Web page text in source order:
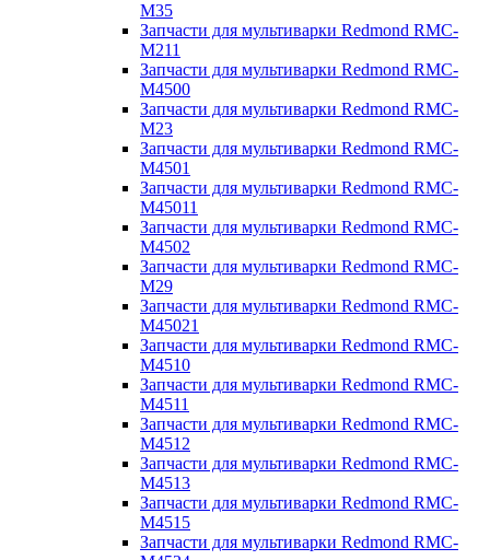
M35
Запчасти для мультиварки Redmond RMC-
M211
Запчасти для мультиварки Redmond RMC-
M4500
Запчасти для мультиварки Redmond RMC-
M23
Запчасти для мультиварки Redmond RMC-
M4501
Запчасти для мультиварки Redmond RMC-
M45011
Запчасти для мультиварки Redmond RMC-
M4502
Запчасти для мультиварки Redmond RMC-
M29
Запчасти для мультиварки Redmond RMC-
M45021
Запчасти для мультиварки Redmond RMC-
M4510
Запчасти для мультиварки Redmond RMC-
M4511
Запчасти для мультиварки Redmond RMC-
M4512
Запчасти для мультиварки Redmond RMC-
M4513
Запчасти для мультиварки Redmond RMC-
M4515
Запчасти для мультиварки Redmond RMC-